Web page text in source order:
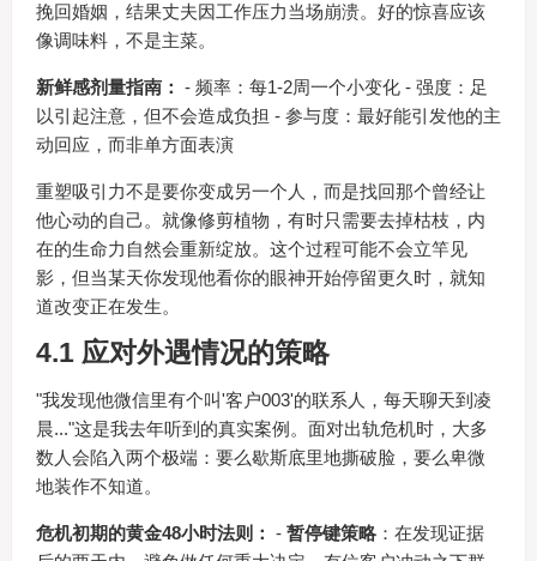
挽回婚姻，结果丈夫因工作压力当场崩溃。好的惊喜应该
像调味料，不是主菜。
新鲜感剂量指南： - 频率：每1-2周一个小变化 - 强度：足
以引起注意，但不会造成负担 - 参与度：最好能引发他的主
动回应，而非单方面表演
重塑吸引力不是要你变成另一个人，而是找回那个曾经让
他心动的自己。就像修剪植物，有时只需要去掉枯枝，内
在的生命力自然会重新绽放。这个过程可能不会立竿见
影，但当某天你发现他看你的眼神开始停留更久时，就知
道改变正在发生。
4.1 应对外遇情况的策略
"我发现他微信里有个叫'客户003'的联系人，每天聊天到凌
晨..."这是我去年听到的真实案例。面对出轨危机时，大多
数人会陷入两个极端：要么歇斯底里地撕破脸，要么卑微
地装作不知道。
危机初期的黄金48小时法则： - 暂停键策略：在发现证据